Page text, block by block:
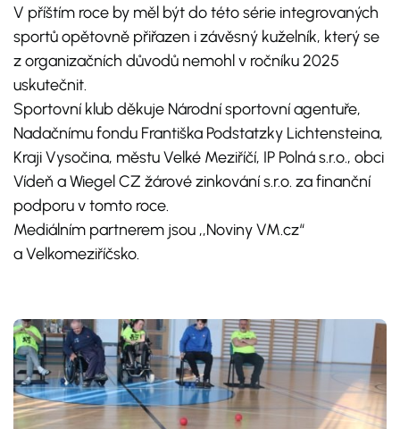
V příštím roce by měl být do této série integrovaných
sportů opětovně přiřazen i závěsný kuželník, který se
z organizačních důvodů nemohl v ročníku 2025
uskutečnit.
Sportovní klub děkuje Národní sportovní agentuře,
Nadačnímu fondu Františka Podstatzky Lichtensteina,
Kraji Vysočina, městu Velké Meziříčí, IP Polná s.r.o., obci
Vídeň a Wiegel CZ žárové zinkování s.r.o. za finanční
podporu v tomto roce.
Mediálním partnerem jsou ,,Noviny VM.cz“
a Velkomeziříčsko.